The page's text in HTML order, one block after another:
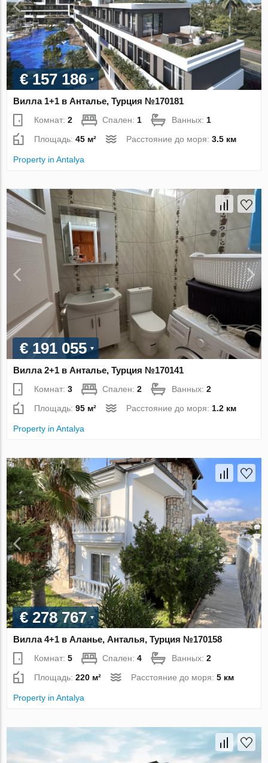
€ 157 186
Вилла 1+1 в Анталье, Турция №170181
Комнат:2 Спален:1 Ванных:1
Площадь:45 м² Расстояние до моря:3.5 км
Property in Antalya
€ 191 055
Вилла 2+1 в Анталье, Турция №170141
Комнат:3 Спален:2 Ванных:2
Площадь:95 м² Расстояние до моря: 1.2 км
Property in Antalya
€ 278 767
Вилла 4+1 в Аланье, Анталья, Турция №170158
Комнат:5 Спален:4 Ванных:2
Площадь:220 м² Расстояние до моря:5 км
Property in Antalya